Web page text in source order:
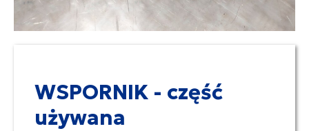
WSPORNIK - część
używana